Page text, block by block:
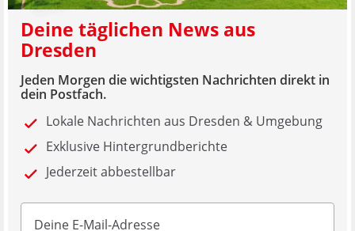
Deine täglichen News aus
Dresden
Jeden Morgen die wichtigsten Nachrichten direkt in
dein Postfach.
Lokale Nachrichten aus Dresden & Umgebung
Exklusive Hintergrundberichte
Jederzeit abbestellbar